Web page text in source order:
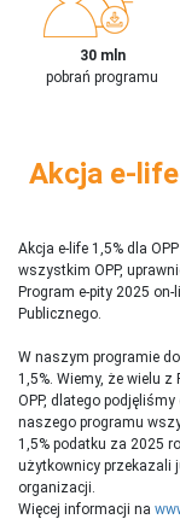
30 mln
pobrań programu
Akcja e-
Akcja e-life 1,5% dla
wszystkim OPP,
Program e-pity 2025
Publicznego.
W naszym programie
1,5%. Wiemy, że wielu
OPP, dlatego
naszego programu
1,5% podatku za 2025
użytkownicy przekazali
organizacji.
Więcej informacji na